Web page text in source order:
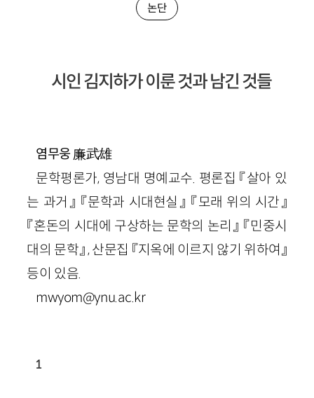
논단
시인 김지하가 이룬 것과 남긴 것들
염무웅 廉武雄
문학평론가, 영남대 명예교수. 평론집 『살아 있
는 과거』 『문학과 시대현실』 『모래 위의 시간』
『혼돈의 시대에 구상하는 문학의 논리』 『민중시
대의 문학』 , 산문집 『지옥에 이르지 않기 위하여』
등이 있음.
mwyom@ynu.ac.kr
1